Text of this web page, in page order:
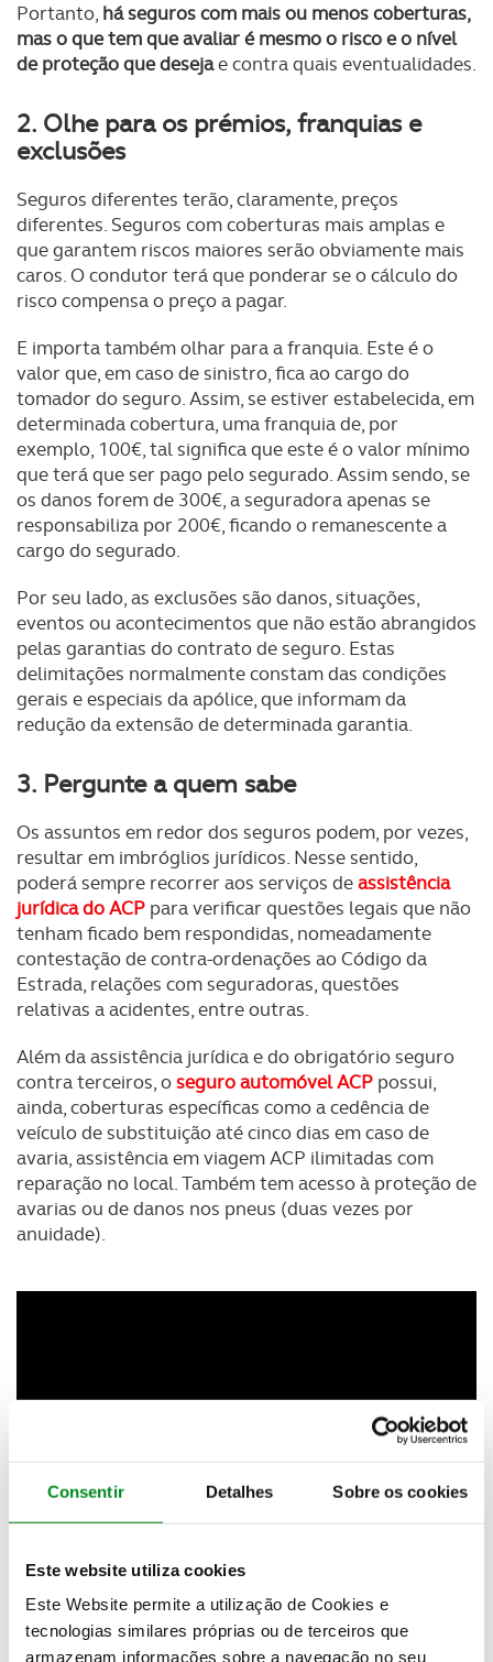
Consentir Detalhes Sobre os cookies
Este website utiliza cookies
Este Website permite a utilização de Cookies e
tecnologias similares próprias ou de terceiros que
armazenam informações sobre a navegação no seu
Portanto, há seguros com mais ou menos coberturas,
mas o que tem que avaliar é mesmo o risco e o nível
de proteção que desejae contra quais eventualidades.
2. Olhe para os prémios, franquias e
exclusões
Seguros diferentes terão, claramente, preços
diferentes. Seguros com coberturas mais amplas e
que garantem riscos maiores serão obviamente mais
caros. O condutor terá que ponderar se o cálculo do
risco compensa o preço a pagar.
E importa também olhar para a franquia. Este é o
valor que, em caso de sinistro, fica ao cargo do
tomador do seguro. Assim, se estiver estabelecida, em
determinada cobertura, uma franquia de, por
exemplo, 100€, tal significa que este é o valor mínimo
que terá que ser pago pelo segurado. Assim sendo, se
os danos forem de 300€, a seguradora apenas se
responsabiliza por 200€, ficando o remanescente a
cargo do segurado.
Por seu lado, as exclusões são danos, situações,
eventos ou acontecimentos que não estão abrangidos
pelas garantias do contrato de seguro. Estas
delimitações normalmente constam das condições
gerais e especiais da apólice, que informam da
redução da extensão de determinada garantia.
3. Pergunte a quem sabe
Os assuntos em redor dos seguros podem, por vezes,
resultar em imbróglios jurídicos. Nesse sentido,
poderá sempre recorrer aos serviços deassistência
jurídica do ACP para verificar questões legais que não
tenham ficado bem respondidas, nomeadamente
contestação de contra-ordenações ao Código da
Estrada, relações com seguradoras, questões
relativas a acidentes, entre outras.
Além da assistência jurídica e do obrigatório seguro
contra terceiros, oseguro automóvel ACP possui,
ainda, coberturas específicas como a cedência de
veículo de substituição até cinco dias em caso de
avaria, assistência em viagem ACP ilimitadas com
reparação no local. Também tem acesso à proteção de
avarias ou de danos nos pneus (duas vezes por
anuidade).